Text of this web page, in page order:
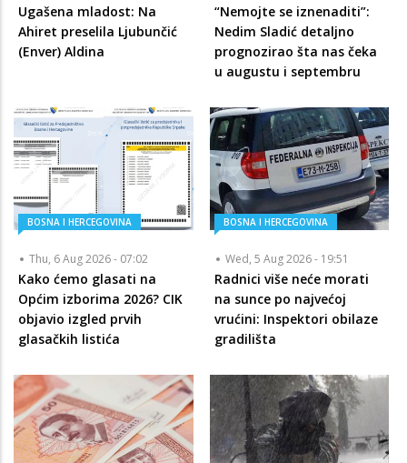
Ugašena mladost: Na
Ahiret preselila Ljubunčić
(Enver) Aldina
“Nemojte se iznenaditi”:
Nedim Sladić detaljno
prognozirao šta nas čeka
u augustu i septembru
BOSNA I HERCEGOVINA
Thu, 6 Aug 2026 - 07:02
Kako ćemo glasati na
Općim izborima 2026? CIK
objavio izgled prvih
glasačkih listića
BOSNA I HERCEGOVINA
Wed, 5 Aug 2026 - 19:51
Radnici više neće morati
na sunce po najvećoj
vrućini: Inspektori obilaze
gradilišta